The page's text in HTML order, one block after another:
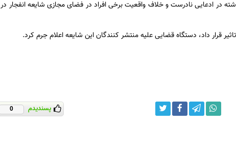
در ادعایی نادرست و خلاف واقعیت برخی افراد در فضای مجازی شایعه انفجار در
قرار داد، دستگاه قضایی علیه منتشر کنندگان این شایعه اعلام جرم کرد.
پسندیدم 0